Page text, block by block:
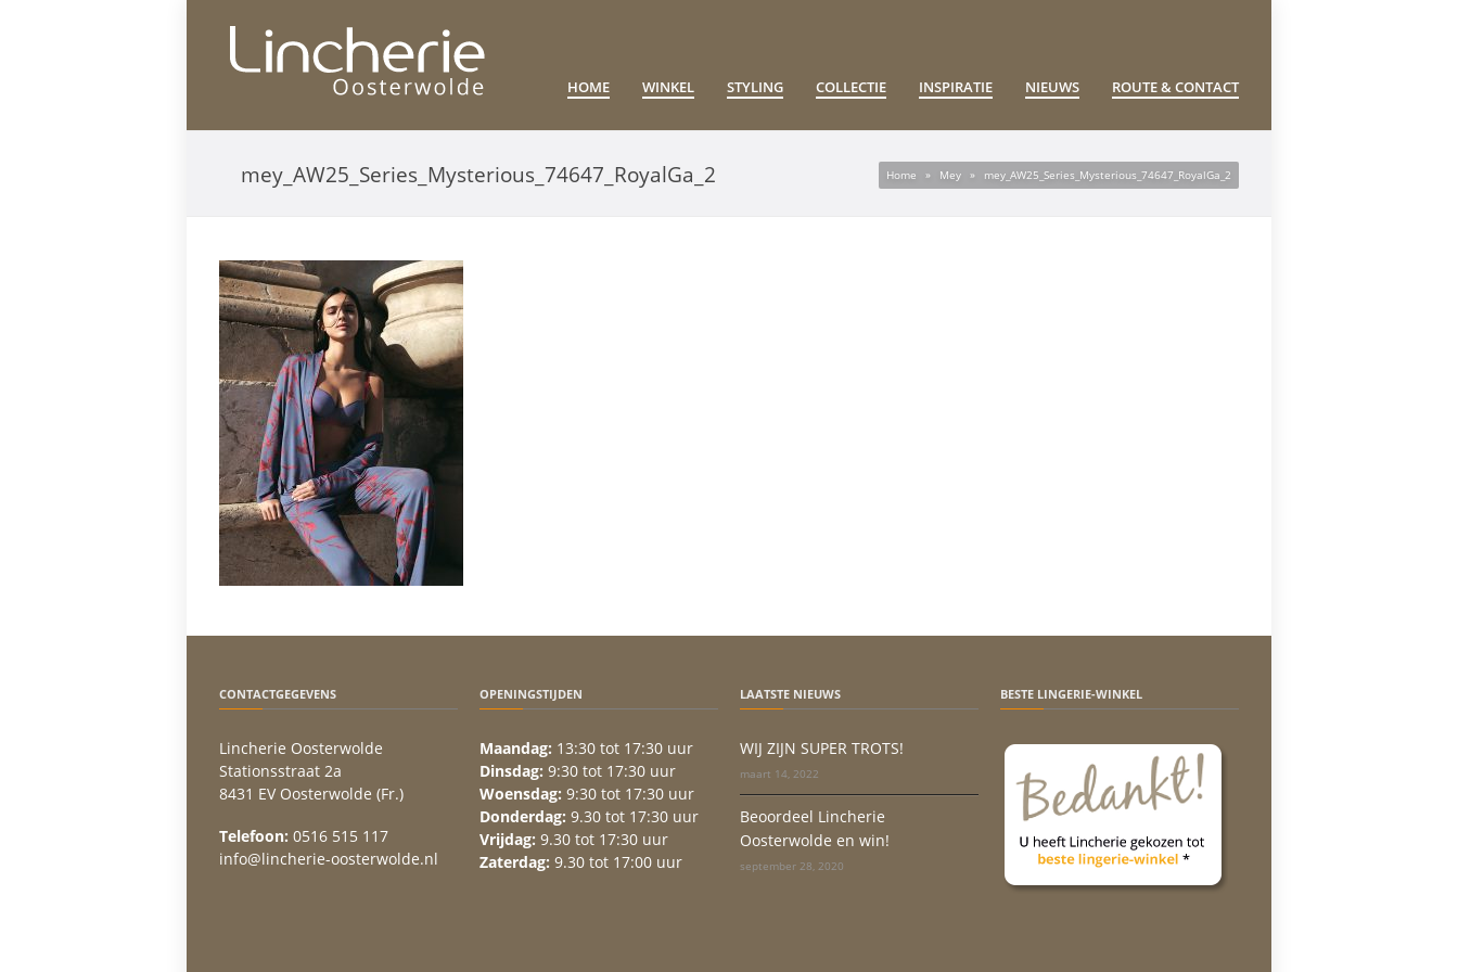
HOME WINKEL STYLING COLLECTIE INSPIRATIE NIEUWS ROUTE & CONTACT
mey_AW25_Series_Mysterious_74647_RoyalGa_2 Home » Mey » mey_AW25_Series_Mysterious_74647_RoyalGa_2
CONTACTGEGEVENS
Lincherie Oosterwolde
Stationsstraat 2a
8431 EV Oosterwolde (Fr.)
Telefoon: 0516 515 117
info@lincherie-oosterwolde.nl
OPENINGSTIJDEN
Maandag: 13:30 tot 17:30 uur
Dinsdag: 9:30 tot 17:30 uur
Woensdag: 9:30 tot 17:30 uur
Donderdag: 9.30 tot 17:30 uur
Vrijdag: 9.30 tot 17:30 uur
Zaterdag: 9.30 tot 17:00 uur
LAATSTE NIEUWS
WIJ ZIJN SUPER TROTS!
maart 14, 2022
Beoordeel Lincherie
Oosterwolde en win!
september 28, 2020
BESTE LINGERIE-WINKEL